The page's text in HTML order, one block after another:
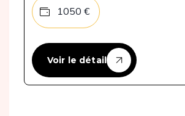
1050 €
Voir le détail